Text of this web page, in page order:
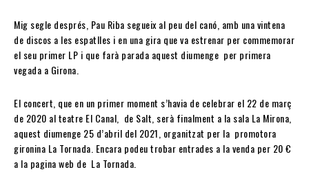
Mig segle després, Pau Riba segueix al peu del canó, amb una vintena
de discos a les espatlles i en una gira que va estrenar per commemorar
el seu primer LP i que farà parada aquest diumenge per primera
vegada a Girona.
El concert, que en un primer moment s’havia de celebrar el 22 de març
de 2020 al teatre El Canal, de Salt, serà finalment a la sala La Mirona,
aquest diumenge 25 d’abril del 2021, organitzat per la promotora
gironina La Tornada. Encara podeu trobar entrades a la venda per 20 €
a la pagina web de La Tornada.